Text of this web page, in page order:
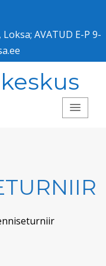
AVATUD E-P 9-